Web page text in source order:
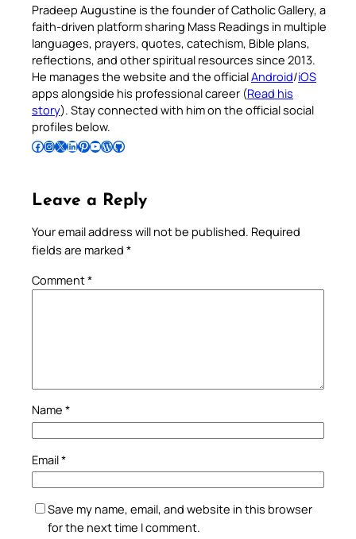
Pradeep Augustine is the founder of Catholic Gallery, a
faith-driven platform sharing Mass Readings in multiple
languages, prayers, quotes, catechism, Bible plans,
reflections, and other spiritual resources since 2013.
He manages the website and the officialAndroid/iOS
apps alongside his professional career (Read his
story). Stay connected with him on the official social
profiles below.
Follow Pradeep on Facebook Follow Pradeep on InstagramFollow Pradeep on X Follow Pradeep on LinkedIn Follow Pradeep on Pinterest Subscribe to Pradeep’s Youtube Channel Follow Pradeep on WordPress Follow Pradeep on GitHub
Leave a Reply
Your email address will not be published. Required
fields are marked *
Comment*
Name *
Email*
Save my name, email, and website in this browser
for the next time I comment.